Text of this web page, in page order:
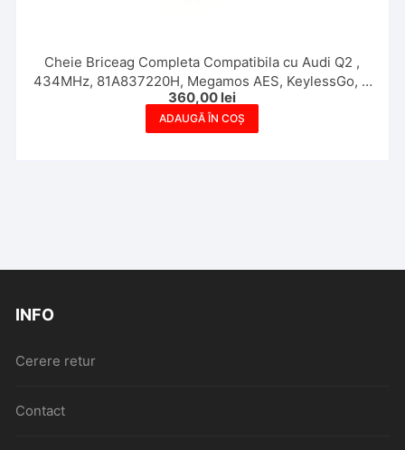
Cheie Briceag Completa Compatibila cu Audi Q2 ,
434MHz, 81A837220H, Megamos AES, KeylessGo, 3
Butoane, Aftermarket
360,00 lei
ADAUGĂ ÎN COȘ
INFO
Cerere retur
Contact